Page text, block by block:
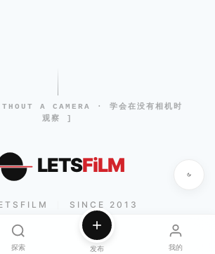
A CAMERA · 学会在没有相机时
观察 ]
LETSFiLM
SINCE 2013
探索 发布 我的